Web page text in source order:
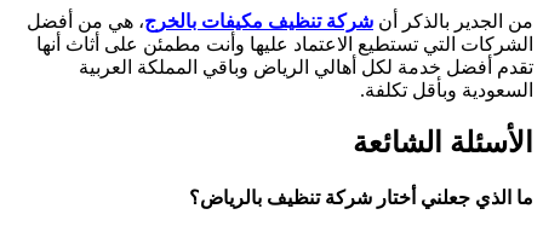
من الجدير بالذكر أن شركة تنظيف مكيفات بالخرج، هي من أفضل
الشركات التي تستطيع الاعتماد عليها وأنت مطمئن على أثاث أنها
تقدم أفضل خدمة لكل أهالي الرياض وباقي المملكة العربية
السعودية وبأقل تكلفة.
الأسئلة الشائعة
ما الذي جعلني أختار شركة تنظيف بالرياض؟